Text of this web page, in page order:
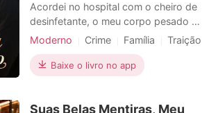
Acordei no hospital com o cheiro de
desinfetante, o meu corpo pesado e
a única preocupação na minha mente
marido, estava ao meu lado,
tentando esconder a verdade sobre
matou, a mim e à nossa filha. Mas o
Moderno Crime Família
Traição
Vingança
Divórcio
Baixe o livro no app
Suas Belas Mentiras, Meu